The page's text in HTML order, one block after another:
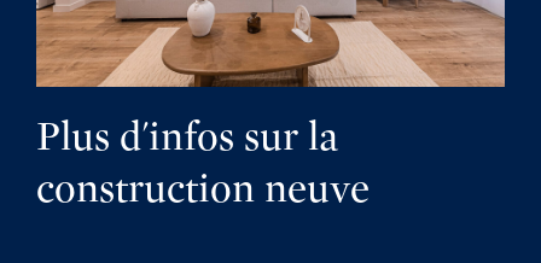
Plus d'infos sur la
construction neuve